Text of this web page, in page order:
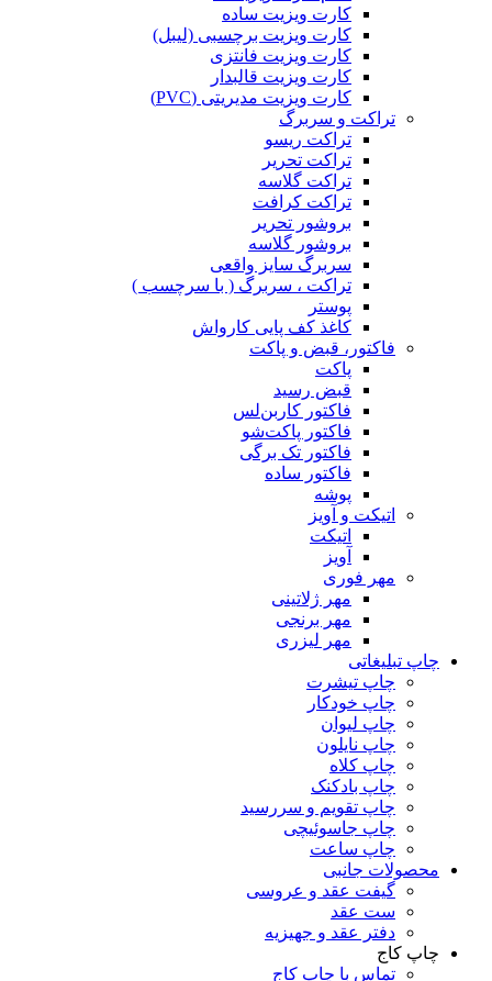
کارت ویزیت ساده
کارت ویزیت برچسبی (لیبل)
کارت ویزیت فانتزی
کارت ویزیت قالبدار
کارت ویزیت مدیریتی (PVC)
تراکت و سربرگ
تراکت ریسو
تراکت تحریر
تراکت گلاسه
تراکت کرافت
بروشور تحریر
بروشور گلاسه
سربرگ سایز واقعی
تراکت ، سربرگ ( با سرچسب )
پوستر
کاغذ کف پایی کارواش
فاکتور، قبض و پاکت
پاکت
قبض رسید
فاکتور کاربن‌لس
فاکتور پاکت‌شو
فاکتور تک برگی
فاکتور ساده
پوشه
اتیکت و آویز
اتیکت
آویز
مهر فوری
مهر ژلاتینی
مهر برنجی
مهر لیزری
چاپ تبلیغاتی
چاپ تیشرت
چاپ خودکار
چاپ لیوان
چاپ نایلون
چاپ کلاه
چاپ بادکنک
چاپ تقویم و سررسید
چاپ جاسوئیچی
چاپ ساعت
محصولات جانبی
گیفت عقد و عروسی
ست عقد
دفتر عقد و جهیزیه
چاپ کاج
تماس با چاپ کاج